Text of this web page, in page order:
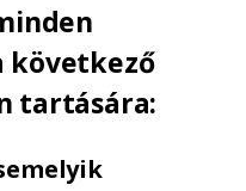
következő
tartására: